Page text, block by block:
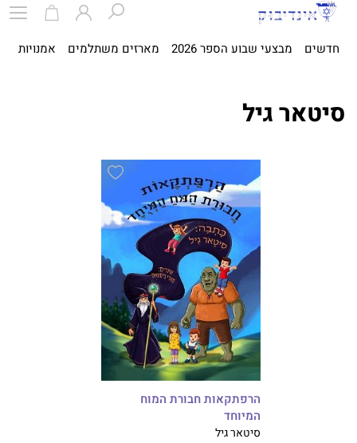
חדשים מבצעי שבוע הספר 2026 מארזים משתלמים אמנויות
סיטאר גיל
הרפתקאות חבורת המוח
המיוחד
סיטאר גיל